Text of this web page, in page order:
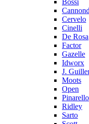
Bossi
Cervelo
Cinelli
De Rosa
Factor
Gazelle
Idworx
J.
Moots
Open
Pinarello
Ridley
Sarto